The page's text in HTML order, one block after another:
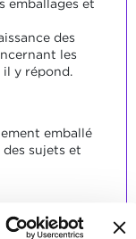
emballages et
des
les
il y répond.
emballé
sujets et